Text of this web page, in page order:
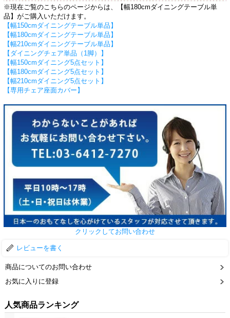
※現在ご覧のこちらのページからは、【幅180cmダイニングテーブル単
品】がご購入いただけます。
【幅150cmダイニングテーブル単品】
【幅180cmダイニングテーブル単品】
【幅210cmダイニングテーブル単品】
【ダイニングチェア単品（1脚）】
【幅150cmダイニング5点セット】
【幅180cmダイニング5点セット】
【幅210cmダイニング5点セット】
【専用チェア座面カバー】
クリックしてお問い合わせ
レビューを書く
商品についてのお問い合わせ
お気に入りに登録
人気商品ランキング